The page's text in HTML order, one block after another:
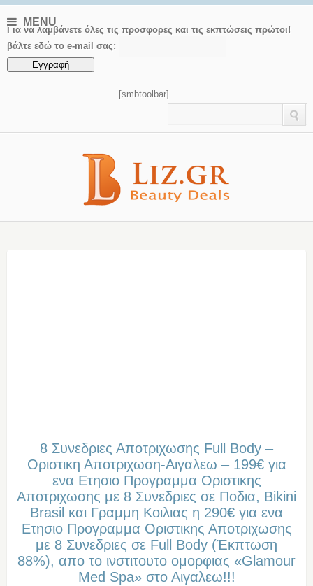
MENU
Για να λαμβάνετε όλες τις προσφορες και τις εκπτώσεις πρώτοι!
βάλτε εδώ το e-mail σας:
[smbtoolbar]
8 Συνεδριες Αποτριχωσης Full Body –
Οριστικη Αποτριχωση-Αιγαλεω – 199€ για
ενα Ετησιο Προγραμμα Οριστικης
Αποτριχωσης με 8 Συνεδριες σε Ποδια, Bikini
Brasil και Γραμμη Κοιλιας η 290€ για ενα
Ετησιο Προγραμμα Οριστικης Αποτριχωσης
με 8 Συνεδριες σε Full Body (Έκπτωση
88%), απο το ινστιτουτο ομορφιας «Glamour
Med Spa» στο Αιγαλεω!!!